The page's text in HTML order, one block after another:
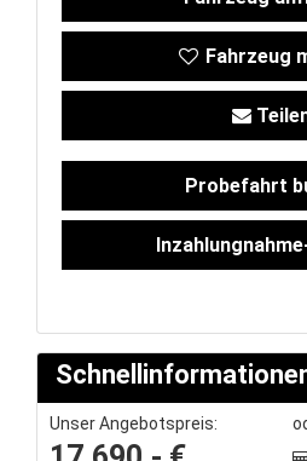
M.A.X. Sale
Unfall- und
Großkunden
/
Fahrzeug
Probefahrt
Unser Angebotspreis: